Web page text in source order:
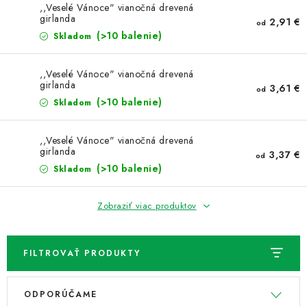
,,Veselé Vánoce" vianočná drevená
girlanda
Skladom (>10 balenie)
od 2,91 €
,,Veselé Vánoce" vianočná drevená
girlanda
Skladom (>10 balenie)
od 3,61 €
,,Veselé Vánoce" vianočná drevená
girlanda
Skladom (>10 balenie)
od 3,37 €
Zobraziť viac produktov
FILTROVAŤ PRODUKTY
V
R
ODPORÚČAME